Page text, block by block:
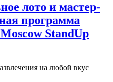
лото и мастер-
программа
StandUp
на любой вкус